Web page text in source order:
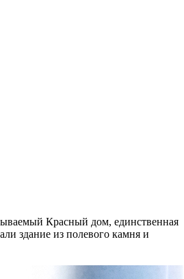
Красный дом, единственная
здание из полевого камня и